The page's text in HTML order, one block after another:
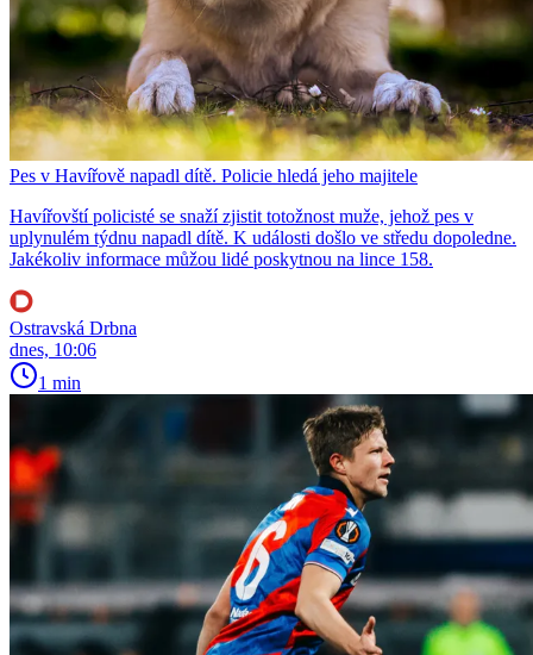
Pes v Havířově napadl dítě. Policie hledá jeho majitele
Havířovští policisté se snaží zjistit totožnost muže, jehož pes v
uplynulém týdnu napadl dítě. K události došlo ve středu dopoledne.
Jakékoliv informace můžou lidé poskytnou na lince 158.
Ostravská Drbna
dnes, 10:06
1 min